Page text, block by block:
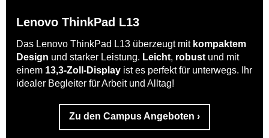
Lenovo ThinkPad L13
Das Lenovo ThinkPad L13 überzeugt mit kompaktem
Design und starker Leistung. Leicht, robust und mit
einem 13,3-Zoll-Display ist es perfekt für unterwegs. Ihr
idealer Begleiter für Arbeit und Alltag!
Zu den Campus Angeboten ›